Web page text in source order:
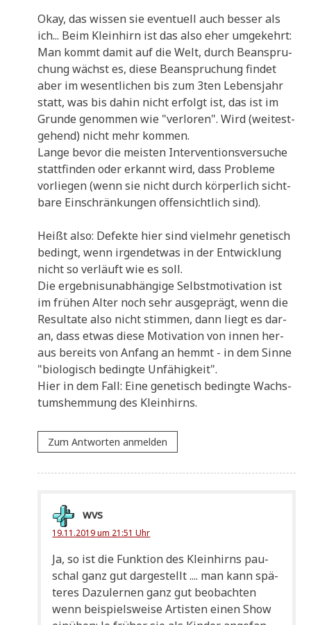
Okay, das wis­sen sie even­tu­ell auch bes­ser als
ich... Beim Klein­hirn ist das also eher umge­kehrt:
Man kommt damit auf die Welt, durch Bean­spru­
chung wächst es, die­se Bean­spru­chung fin­det
aber im wesent­li­chen bis zum 3ten Lebens­jahr
statt, was bis dahin nicht erfolgt ist, das ist im
Grun­de genom­men wie "ver­lo­ren". Wird (wei­test­
ge­hend) nicht mehr kommen.
Lan­ge bevor die mei­sten Inter­ven­ti­ons­ver­su­che
statt­fin­den oder erkannt wird, dass Pro­ble­me
vor­lie­gen (wenn sie nicht durch kör­per­lich sicht­
ba­re Ein­schrän­kun­gen offen­sicht­lich sind).
Heißt also: Defek­te hier sind viel­mehr gene­tisch
bedingt, wenn irgend­et­was in der Ent­wick­lung
nicht so ver­läuft wie es soll.
Die ergeb­nis­un­ab­hän­gi­ge Selbst­mo­ti­va­ti­on ist
im frü­hen Alter noch sehr aus­ge­prägt, wenn die
Resul­ta­te also nicht stim­men, dann liegt es dar­
an, dass etwas die­se Moti­va­ti­on von innen her­
aus bereits von Anfang an hemmt - in dem Sin­ne
"bio­lo­gisch beding­te Unfähigkeit".
Hier in dem Fall: Eine gene­tisch beding­te Wachs­
tums­hem­mung des Kleinhirns.
Zum Antworten anmelden
wvs
19.11.2019 um 21:51 Uhr
Ja, so ist die Funk­ti­on des Klein­hirns pau­
schal ganz gut dar­ge­stellt .... man kann spä­
te­res Dazu­ler­nen ganz gut beob­ach­ten
wenn bei­spiels­wei­se Arti­sten einen Show